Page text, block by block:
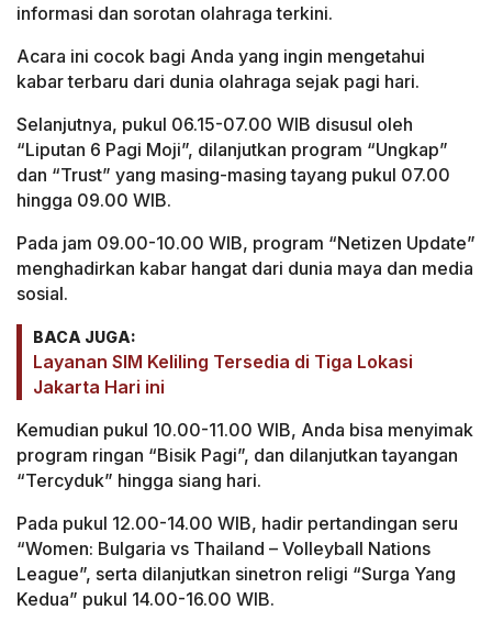
informasi dan sorotan olahraga terkini.
Acara ini cocok bagi Anda yang ingin mengetahui
kabar terbaru dari dunia olahraga sejak pagi hari.
Selanjutnya, pukul 06.15-07.00 WIB disusul oleh
“Liputan 6 Pagi Moji”, dilanjutkan program “Ungkap”
dan “Trust” yang masing-masing tayang pukul 07.00
hingga 09.00 WIB.
Pada jam 09.00-10.00 WIB, program “Netizen Update”
menghadirkan kabar hangat dari dunia maya dan media
sosial.
BACA JUGA:
Layanan SIM Keliling Tersedia di Tiga Lokasi
Jakarta Hari ini
Kemudian pukul 10.00-11.00 WIB, Anda bisa menyimak
program ringan “Bisik Pagi”, dan dilanjutkan tayangan
“Tercyduk” hingga siang hari.
Pada pukul 12.00-14.00 WIB, hadir pertandingan seru
“Women: Bulgaria vs Thailand – Volleyball Nations
League”, serta dilanjutkan sinetron religi “Surga Yang
Kedua” pukul 14.00-16.00 WIB.